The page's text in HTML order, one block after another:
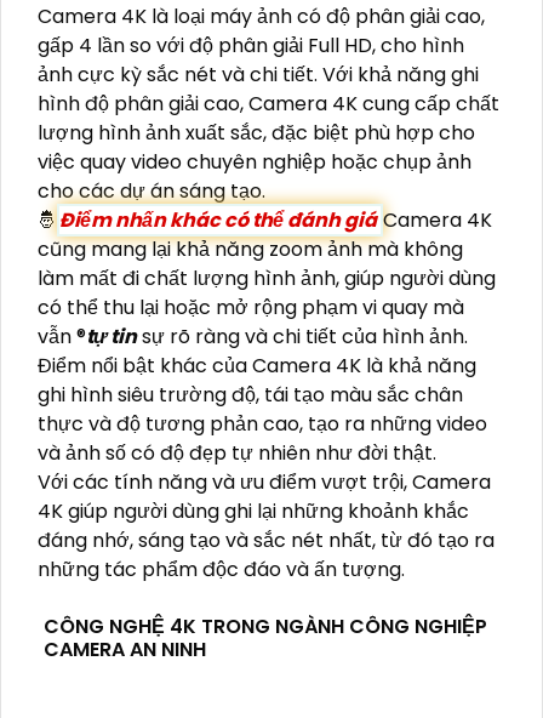
Camera 4K là loại máy ảnh có độ phân giải cao,
gấp 4 lần so với độ phân giải Full HD, cho hình
ảnh cực kỳ sắc nét và chi tiết. Với khả năng ghi
hình độ phân giải cao, Camera 4K cung cấp chất
lượng hình ảnh xuất sắc, đặc biệt phù hợp cho
việc quay video chuyên nghiệp hoặc chụp ảnh
cho các dự án sáng tạo.
🤴 Điểm nhấn khác có thể đánh giáCamera 4K
cũng mang lại khả năng zoom ảnh mà không
làm mất đi chất lượng hình ảnh, giúp người dùng
có thể thu lại hoặc mở rộng phạm vi quay mà
vẫn ®️tự tinsự rõ ràng và chi tiết của hình ảnh.
Điểm nổi bật khác của Camera 4K là khả năng
ghi hình siêu trường độ, tái tạo màu sắc chân
thực và độ tương phản cao, tạo ra những video
và ảnh số có độ đẹp tự nhiên như đời thật.
Với các tính năng và ưu điểm vượt trội, Camera
4K giúp người dùng ghi lại những khoảnh khắc
đáng nhớ, sáng tạo và sắc nét nhất, từ đó tạo ra
những tác phẩm độc đáo và ấn tượng.
CÔNG NGHỆ 4K TRONG NGÀNH CÔNG NGHIỆP
CAMERA AN NINH